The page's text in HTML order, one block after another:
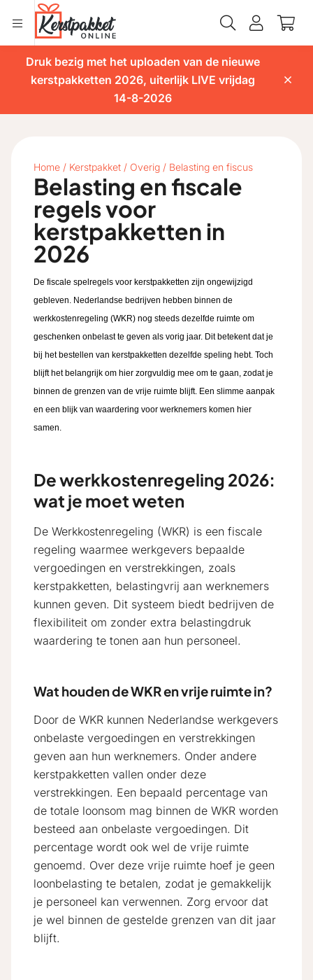
Druk bezig met het uploaden van de nieuwe
kerstpakketten 2026, uiterlijk LIVE vrijdag
14-8-2026
Home / Kerstpakket / Overig / Belasting en fiscus
Belasting en fiscale
regels voor
kerstpakketten in
2026
De fiscale spelregels voor kerstpakketten zijn ongewijzigd
gebleven. Nederlandse bedrijven hebben binnen de
werkkostenregeling (WKR) nog steeds dezelfde ruimte om
geschenken onbelast te geven als vorig jaar. Dit betekent dat je
bij het bestellen van kerstpakketten dezelfde speling hebt. Toch
blijft het belangrijk om hier zorgvuldig mee om te gaan, zodat je
binnen de grenzen van de vrije ruimte blijft. Een slimme aanpak
en een blijk van waardering voor werknemers komen hier
samen.
De werkkostenregeling 2026:
wat je moet weten
De Werkkostenregeling (WKR) is een fiscale
regeling waarmee werkgevers bepaalde
vergoedingen en verstrekkingen, zoals
kerstpakketten, belastingvrij aan werknemers
kunnen geven. Dit systeem biedt bedrijven de
flexibiliteit om zonder extra belastingdruk
waardering te tonen aan hun personeel.
Wat houden de WKR en vrije ruimte in?
Door de WKR kunnen Nederlandse werkgevers
onbelaste vergoedingen en verstrekkingen
geven aan hun werknemers. Onder andere
kerstpakketten vallen onder deze
verstrekkingen. Een bepaald percentage van
de totale loonsom mag binnen de WKR worden
besteed aan onbelaste vergoedingen. Dit
percentage wordt ook wel de vrije ruimte
genoemd. Over deze vrije ruimte hoef je geen
loonbelasting te betalen, zodat je gemakkelijk
je personeel kan verwennen. Zorg ervoor dat
je wel binnen de gestelde grenzen van dit jaar
blijft.